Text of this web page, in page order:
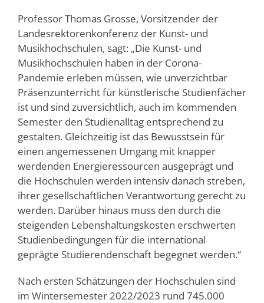
Professor Thomas Grosse, Vorsitzender der
Landesrektorenkonferenz der Kunst- und
Musikhochschulen, sagt: „Die Kunst- und
Musikhochschulen haben in der Corona-
Pandemie erleben müssen, wie unverzichtbar
Präsenzunterricht für künstlerische Studienfächer
ist und sind zuversichtlich, auch im kommenden
Semester den Studienalltag entsprechend zu
gestalten. Gleichzeitig ist das Bewusstsein für
einen angemessenen Umgang mit knapper
werdenden Energieressourcen ausgeprägt und
die Hochschulen werden intensiv danach streben,
ihrer gesellschaftlichen Verantwortung gerecht zu
werden. Darüber hinaus muss den durch die
steigenden Lebenshaltungskosten erschwerten
Studienbedingungen für die international
geprägte Studierendenschaft begegnet werden.“
Nach ersten Schätzungen der Hochschulen sind
im Wintersemester 2022/2023 rund 745.000